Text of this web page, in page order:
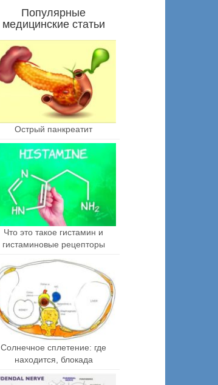
Популярные
медицинские статьи
Острый панкреатит
Что это такое гистамин и
гистаминовые рецепторы
Солнечное сплетение: где
находится, блокада